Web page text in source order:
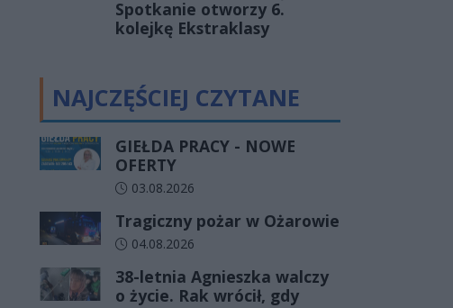
Spotkanie otworzy 6.
kolejkę Ekstraklasy
NAJCZĘŚCIEJ CZYTANE
GIEŁDA PRACY - NOWE
OFERTY
Data dodania artykułu:
03.08.2026
Tragiczny pożar w Ożarowie
Data dodania artykułu:
04.08.2026
38-letnia Agnieszka walczy
o życie. Rak wrócił, gdy